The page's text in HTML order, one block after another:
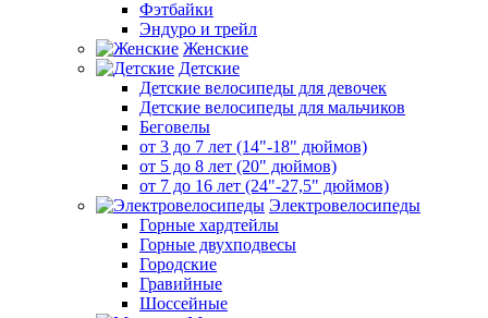
Фэтбайки
Эндуро и трейл
Женские
Детские
Детские велосипеды для девочек
Детские велосипеды для мальчиков
Беговелы
от 3 до 7 лет (14"-18" дюймов)
от 5 до 8 лет (20" дюймов)
от 7 до 16 лет (24"-27,5" дюймов)
Электровелосипеды
Горные хардтейлы
Горные двухподвесы
Городские
Гравийные
Шоссейные